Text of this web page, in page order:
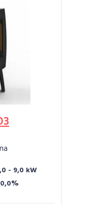
- 9,0 kW